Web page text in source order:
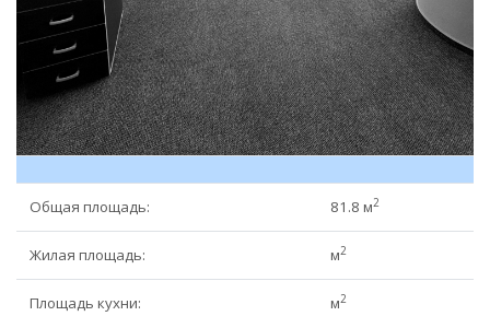
Общая площадь: 81.8 м2
Жилая площадь: м2
Площадь кухни: м2